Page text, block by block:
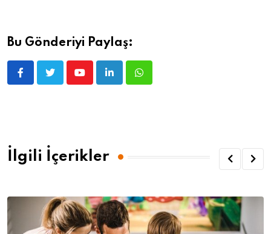
Bu Gönderiyi Paylaş:
İlgili İçerikler